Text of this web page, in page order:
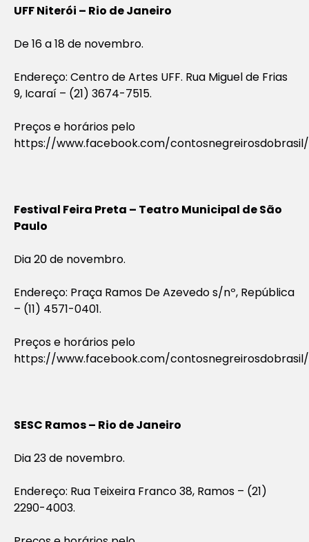
UFF Niterói – Rio de Janeiro
De 16 a 18 de novembro.
Endereço: Centro de Artes UFF. Rua Miguel de Frias
9, Icaraí – (21) 3674-7515.
Preços e horários pelo
https://www.facebook.com/contosnegreirosdobrasil/
Festival Feira Preta – Teatro Municipal de São
Paulo
Dia 20 de novembro.
Endereço: Praça Ramos De Azevedo s/nº, República
– (11) 4571-0401.
Preços e horários pelo
https://www.facebook.com/contosnegreirosdobrasil/
SESC Ramos – Rio de Janeiro
Dia 23 de novembro.
Endereço: Rua Teixeira Franco 38, Ramos – (21)
2290-4003.